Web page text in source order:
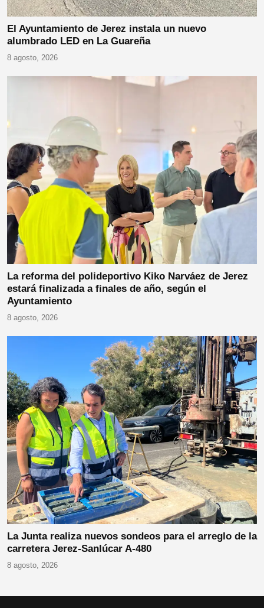
El Ayuntamiento de Jerez instala un nuevo
alumbrado LED en La Guareña
8 agosto, 2026
La reforma del polideportivo Kiko Narváez de Jerez
estará finalizada a finales de año, según el
Ayuntamiento
8 agosto, 2026
La Junta realiza nuevos sondeos para el arreglo de la
carretera Jerez-Sanlúcar A-480
8 agosto, 2026